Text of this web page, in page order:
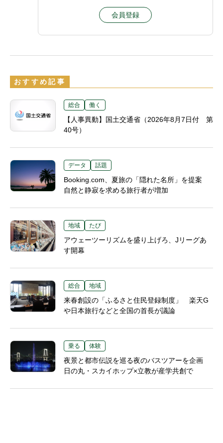
会員登録
おすすめ記事
総合 働く
【人事異動】国土交通省（2026年8月7日付 第
40号）
データ 話題
Booking.com、夏旅の「隠れた名所」を提案
自然と静寂を求める旅行者が増加
地域 たび
アウェーツーリズムを盛り上げろ、Jリーグあ
す開幕
総合 地域
来春創設の「ふるさと住民登録制度」 楽天G
や日本旅行などと全国の首長が議論
乗る 体験
夜景と都市伝説を巡る夜のバスツアーを企画
日の丸・スカイホップ×立教が産学共創で